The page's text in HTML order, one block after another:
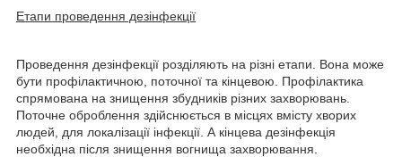
Етапи проведення дезінфекції
Проведення дезінфекції розділяють на різні етапи. Вона може
бути профілактичною, поточної та кінцевою. Профілактика
спрямована на знищення збудників різних захворювань.
Поточне оброблення здійснюється в місцях вмісту хворих
людей, для локалізації інфекції. А кінцева дезінфекція
необхідна після знищення вогнища захворювання.